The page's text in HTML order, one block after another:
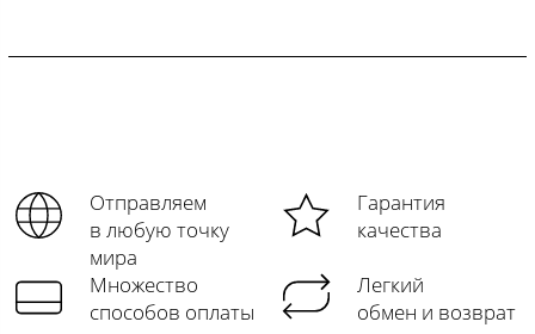
Отправляем
в любую точку
мира
Гарантия
качества
Множество
способов оплаты
Легкий
обмен и возврат